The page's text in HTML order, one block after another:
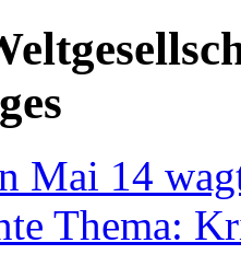
Mai 14
Thema: